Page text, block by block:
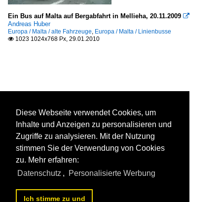
Ein Bus auf Malta auf Bergabfahrt in Mellieha, 20.11.2009 
Andreas Huber
Europa / Malta / alte Fahrzeuge, Europa / Malta / Linienbusse
 1023 1024x768 Px, 29.01.2010
Diese Webseite verwendet Cookies, um
Inhalte und Anzeigen zu personalisieren und
Zugriffe zu analysieren. Mit der Nutzung
stimmen Sie der Verwendung von Cookies
zu. Mehr erfahren:
Datenschutz , Personalisierte Werbung
Ich stimme zu und